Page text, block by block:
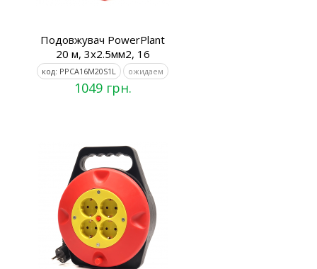
Подовжувач PowerPlant
20 м, 3x2.5мм2, 16
код: PPCA16M20S1L ожидаем
1049 грн.